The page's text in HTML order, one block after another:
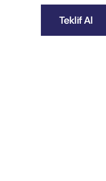
Teklif Al